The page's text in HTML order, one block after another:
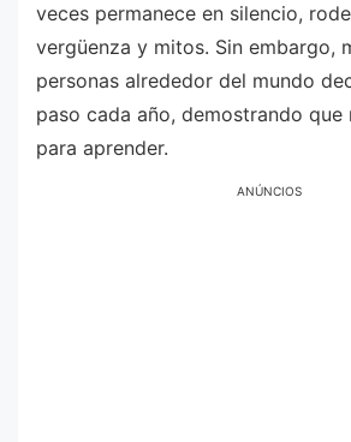
veces permanece en silencio,
vergüenza y mitos. Sin embargo,
personas alrededor del mundo
paso cada año, demostrando que
para aprender.
ANÚNCIOS